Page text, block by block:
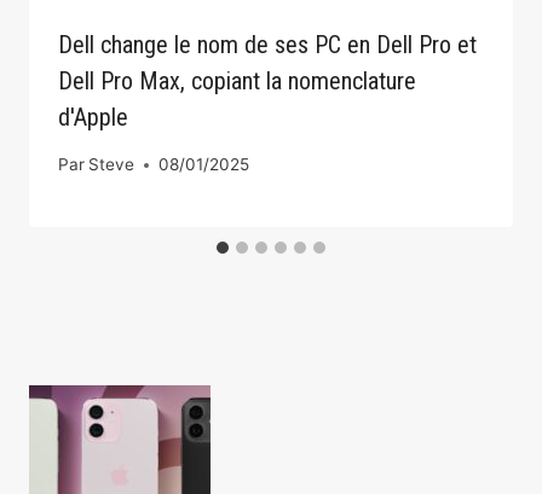
Dell change le nom de ses PC en Dell Pro et
Dell Pro Max, copiant la nomenclature
d'Apple
Par Steve 08/01/2025